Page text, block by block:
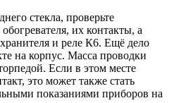
стекла, проверьте
их контакты, а
и реле К6. Ещё дело
на корпус. Масса проводки
Если в этом месте
это может также стать
показаниями приборов на